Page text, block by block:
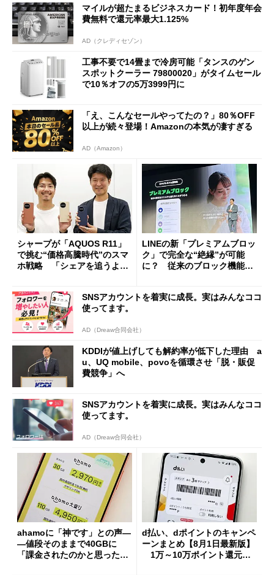
マイルが超たまるビジネスカード！初年度年会
費無料で還元率最大1.125%
AD（クレディセゾン）
工事不要で14畳まで冷房可能「タンスのゲン
スポットクーラー 79800020」がタイムセール
で10％オフの5万3999円に
「え、こんなセールやってたの？」80％OFF
以上が続々登場！Amazonの本気が凄すぎる
AD（Amazon）
シャープが「AQUOS R11」
で挑む“価格高騰時代”のスマ
ホ戦略 「シェアを追うより
LINEの新「プレミアムブロッ
ク」で完全な“絶縁”が可能
に？ 従来のブロック機能と
SNSアカウントを着実に成長。実はみんなココ
使ってます。
AD（Dreaw合同会社）
KDDIが値上げしても解約率が低下した理由 a
u、UQ mobile、povoを循環させ「脱・販促
費競争」へ
SNSアカウントを着実に成長。実はみんなココ
使ってます。
AD（Dreaw合同会社）
ahamoに「神です」との声―
―値段そのままで40GBに
「課金されたのかと思った」
d払い、dポイントのキャンペ
ーンまとめ【8月1日最新版】
1万～10万ポイント還元の